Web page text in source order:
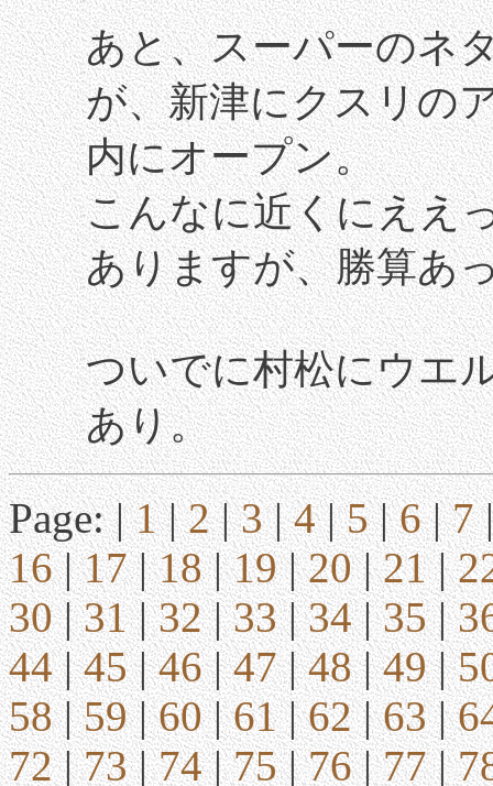
あと、スーパーのネ
が、新津にクスリの
内にオープン。
こんなに近くにええ
ありますが、勝算あ
ついでに村松にウエ
あり。
Page: |1|2|3|4|5|6|7
16|17|18|19|20|21|
30|31|32|33|34|35|
44|45|46|47|48|49|
58|59|60|61|62|63|
72|73|74|75|76|77|